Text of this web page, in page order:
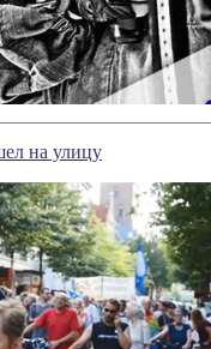
на улицу